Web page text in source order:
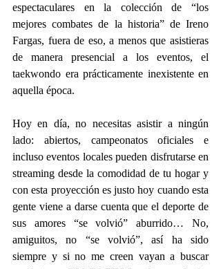
espectaculares en la colección de “los
mejores combates de la historia” de Ireno
Fargas, fuera de eso, a menos que asistieras
de manera presencial a los eventos, el
taekwondo era prácticamente inexistente en
aquella época.
Hoy en día, no necesitas asistir a ningún
lado: abiertos, campeonatos oficiales e
incluso eventos locales pueden disfrutarse en
streaming desde la comodidad de tu hogar y
con esta proyección es justo hoy cuando esta
gente viene a darse cuenta que el deporte de
sus amores “se volvió” aburrido… No,
amiguitos, no “se volvió”, así ha sido
siempre y si no me creen vayan a buscar